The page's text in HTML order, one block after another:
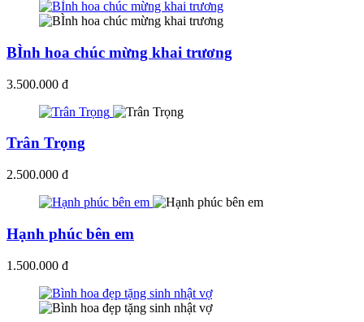
BÌnh hoa chúc mừng khai trương
3.500.000 đ
Trân Trọng
2.500.000 đ
Hạnh phúc bên em
1.500.000 đ